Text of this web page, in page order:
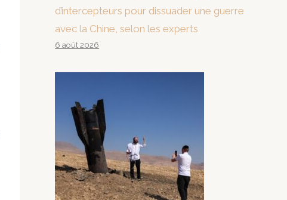
d’intercepteurs pour dissuader une guerre
avec la Chine, selon les experts
6 août 2026